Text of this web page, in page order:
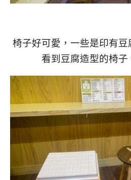
椅子好可愛，一些是印有
看到豆腐造型的椅子